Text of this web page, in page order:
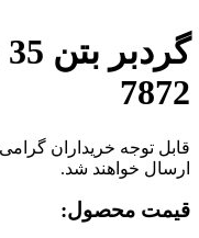
7872
ارسال خواهند شد.
قیمت محصول: